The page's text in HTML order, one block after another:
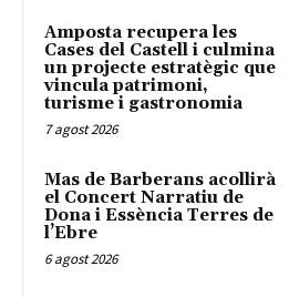
Amposta recupera les
Cases del Castell i culmina
un projecte estratègic que
vincula patrimoni,
turisme i gastronomia
7 agost 2026
Mas de Barberans acollirà
el Concert Narratiu de
Dona i Essència Terres de
l’Ebre
6 agost 2026